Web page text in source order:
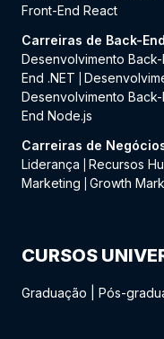
Front-End React
Carreiras de Back-End
Desenvolvimento Back-
End .NET
Desenvolvimento
End Node.js
Carreiras de
Liderança
Recursos
Marketing
Growth
CURSOS
Graduação Pós-